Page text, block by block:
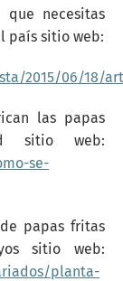
que necesitas
país sitio web:
2015/06/18/
las papas
sitio web:
se-
papas fritas
sitio web:
planta-